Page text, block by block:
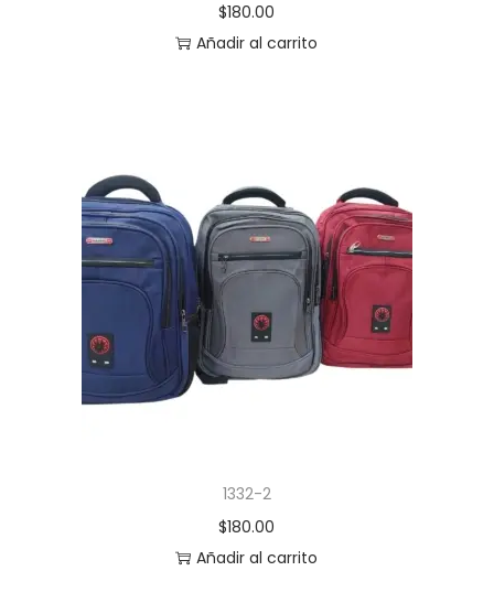
$180.00
Añadir al carrito
1332-2
$180.00
Añadir al carrito